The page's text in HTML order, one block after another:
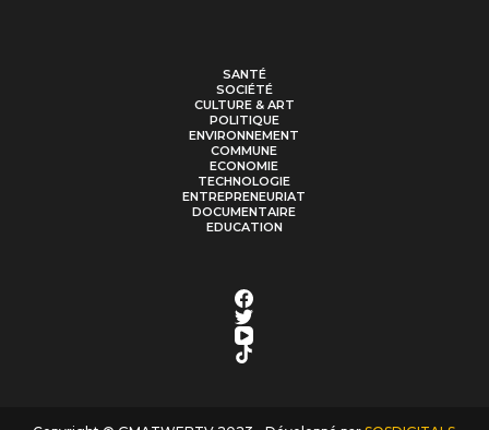
SANTÉ
SOCIÉTÉ
CULTURE & ART
POLITIQUE
ENVIRONNEMENT
COMMUNE
ECONOMIE
TECHNOLOGIE
ENTREPRENEURIAT
DOCUMENTAIRE
EDUCATION